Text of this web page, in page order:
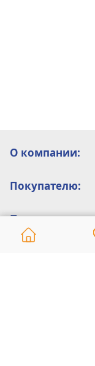
О компании:
Покупателю:
Помощь: